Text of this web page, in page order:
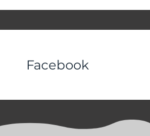
Facebook